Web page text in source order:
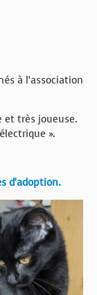
à l’association
très joueuse.
».
d’adoption.